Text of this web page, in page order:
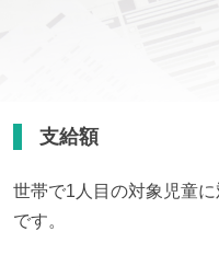
支給額
世帯で1人目の対象児童
です。